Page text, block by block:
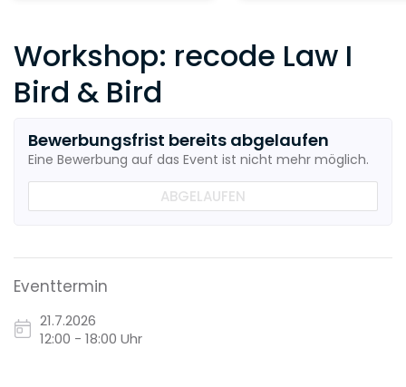
Workshop: recode Law I
Bird & Bird
Bewerbungsfrist bereits abgelaufen
Eine Bewerbung auf das Event ist nicht mehr möglich.
ABGELAUFEN
Eventtermin
21.7.2026
12:00 - 18:00 Uhr